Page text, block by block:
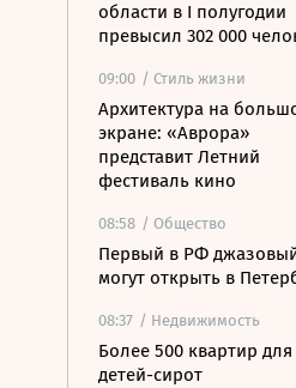
области в I полугодии
превысил 302 000
09:00 / Стиль жизни
Архитектура на
экране: «Аврора»
представит Летний
фестиваль кино
08:58 / Общество
Первый в РФ
могут открыть в
08:37 / Недвижимость
Более 500 квартир для
детей-сирот